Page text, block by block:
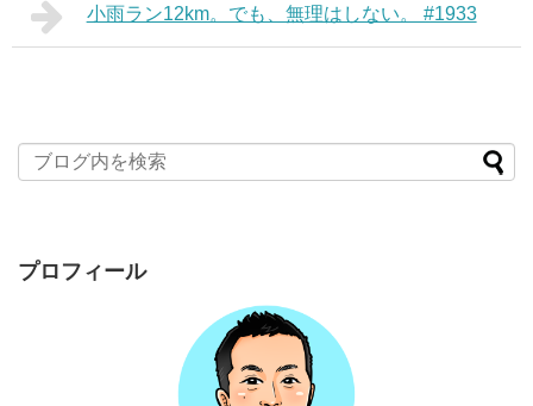
小雨ラン12km。でも、無理はしない。 #1933
プロフィール